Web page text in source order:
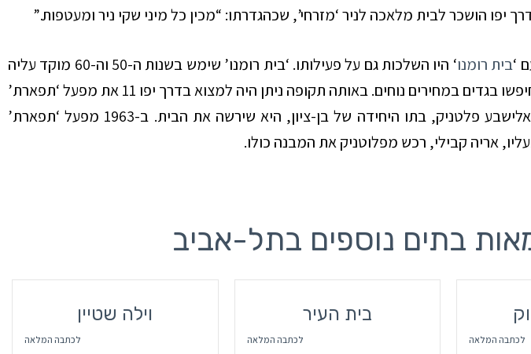
הושכר לבית מלאכה לניר ‘מזרחי’, שכהגדרתו: “מכין כל מיני שקי ניר ומעטפות.”
‘בית רומנו
‘ היו השלכות גם על פעילותו. ‘בית רומנו’ שימש בשנות ה-50 וה-60 מוקד עליה
לרגל לרבים מתושבי העיר שחיפשו בגדים במחירים נוחים. באותה תקופה ניתן היה למצוא בדרך יפו 11 את מפעל ‘תפארת’
– “קונפקציה לבגדי ילדים.” אלישבע פלטניק, בתו היחידה של בן-ציון, היא שירשה את הבית. ב-1963 מפעל ‘תפארת’
אריה קבילי, רכש מפלוטניק את המבנה כולו.
בתים נוספים בתל-אביב
וילה שטיין
לכתבה המלאה
בית העיר
לכתבה המלאה לכתבה המלאה